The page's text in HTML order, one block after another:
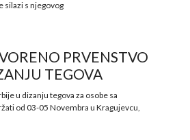
silazi s njegovog
PRVENSTVO
TEGOVA
u dizanju tegova za osobe sa
od 03-05 Novembra u Kragujevcu,